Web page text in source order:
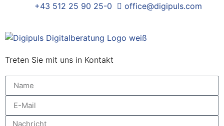
+43 512 25 90 25-0 office@digipuls.com
Treten Sie mit uns in Kontakt